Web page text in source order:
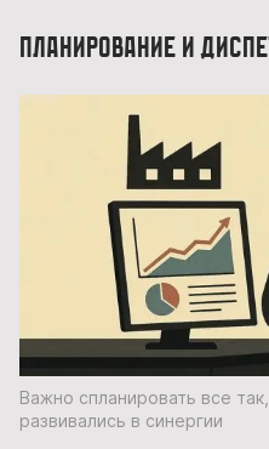
Планирование и
Важно спланировать все
развивались в синергии